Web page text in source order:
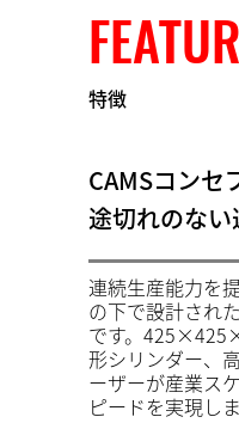
特徴
CAMSコンセ
途切れのな
連続生産能力を
の下で設計され
です。
形シリンダー、
ーザーが産業ス
ピードを実現しま